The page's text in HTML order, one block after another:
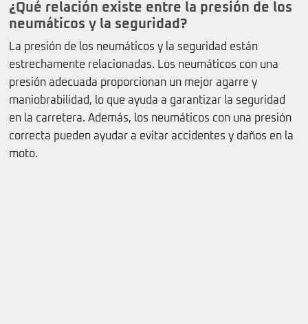
¿Qué relación existe entre la presión de los
neumáticos y la seguridad?
La presión de los neumáticos y la seguridad están
estrechamente relacionadas. Los neumáticos con una
presión adecuada proporcionan un mejor agarre y
maniobrabilidad, lo que ayuda a garantizar la seguridad
en la carretera. Además, los neumáticos con una presión
correcta pueden ayudar a evitar accidentes y daños en la
moto.